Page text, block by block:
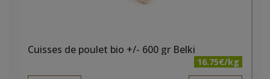
Cuisses de poulet bio +/- 600 gr Belki
16.75€/kg